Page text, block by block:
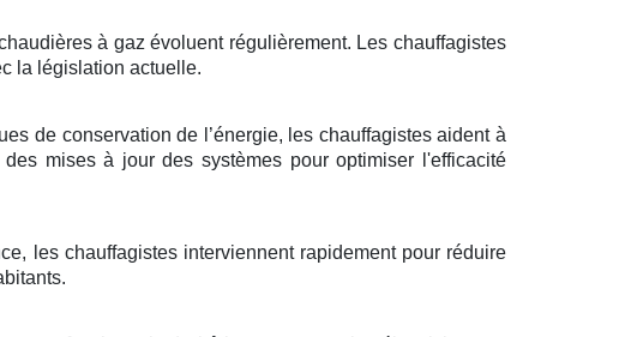
à gaz évoluent régulièrement. Les chauffagistes
la législation actuelle.
de conservation de l’énergie, les chauffagistes aident à
mises à jour des systèmes pour optimiser l'efficacité
les chauffagistes interviennent rapidement pour réduire